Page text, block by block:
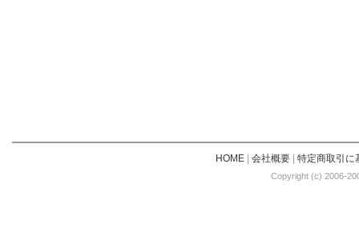
HOME| 会社概要| 特定商取引に
Copyright (c) 2006-